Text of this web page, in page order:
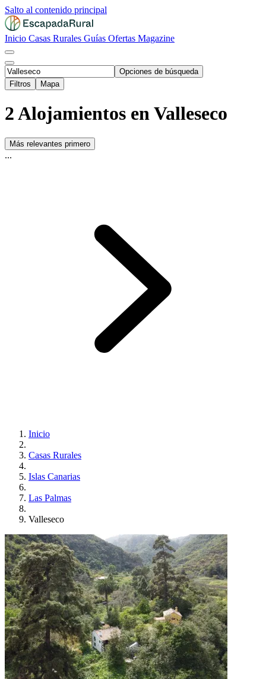
Salto al contenido principal
Inicio Casas Rurales Guías Ofertas Magazine
Opciones de búsqueda
Filtros
Mapa
2 Alojamientos en Valleseco
Más relevantes primero
...
Inicio
Casas Rurales
Islas Canarias
Las Palmas
Valleseco